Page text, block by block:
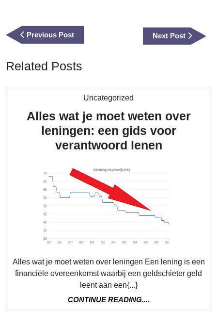
Previous PostPrevious
Post
Next Post
Next
Post
Related Posts
Uncategorized
Alles wat je moet weten over
leningen: een gids voor
verantwoord lenenAlles
over
een
gids
voor
Alles wat je moet weten over leningen Een lening is een
financiële overeenkomst waarbij een geldschieter geld
leent aan een{...}
CONTINUE READING....